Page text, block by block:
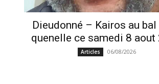
Dieudonné – Kairos au bal
quenelle ce samedi 8 aout
Articles 06/08/2026